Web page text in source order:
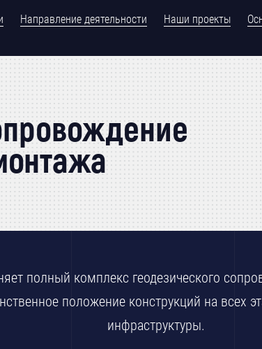
Направление деятельности Наши проекты
полный комплекс геодезического
положение конструкций на всех
инфраструктуры.